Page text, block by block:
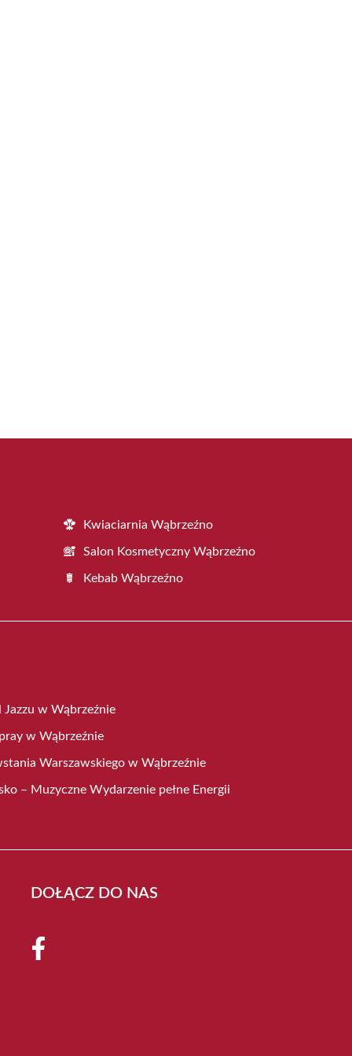
Kwiaciarnia Wąbrzeźno
Salon Kosmetyczny Wąbrzeźno
Kebab Wąbrzeźno
w Wąbrzeźnie
w Wąbrzeźnie
Warszawskiego w Wąbrzeźnie
– Muzyczne Wydarzenie pełne Energii
DOŁĄCZ DO NAS